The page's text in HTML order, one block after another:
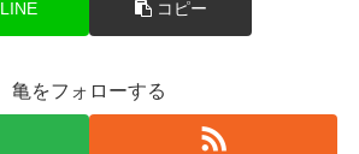
LINE コピー
亀をフォローする